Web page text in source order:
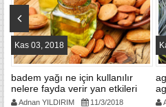
Kas 03, 2018
badem yağı ne için kullanılır
nelere fayda verir yan etkileri
nelerdir
Adnan YILDIRIM 11/3/2018